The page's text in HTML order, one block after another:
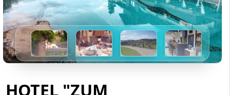
HOTEL "ZUM